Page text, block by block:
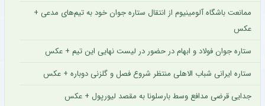
ممانعت باشگاه آلومینیوم از انتقال ستاره جوان خود به تیم‌های مدعی +
عکس
ستاره جوان فولاد و ابهام در حضور در لیست نهایی این تیم + عکس
ستاره ایرانی شباب الاهلی منتظر شروع فصل و گلزنی دوباره + عکس
جدایی قرضی مدافع وسط بارسلونا به مقصد لیورپول + عکس